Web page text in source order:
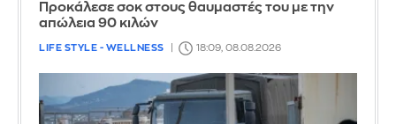
Προκάλεσε σοκ στους θαυμαστές του με την
απώλεια 90 κιλών
LIFE STYLE - WELLNESS 18:09, 08.08.2026